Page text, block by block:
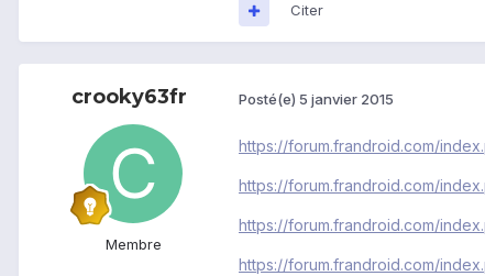
Citer
crooky63fr
Membre
Posté(e) 5 janvier 2015
https://forum.frandroid.com/
https://forum.frandroid.com/
https://forum.frandroid.com/
https://forum.frandroid.com/